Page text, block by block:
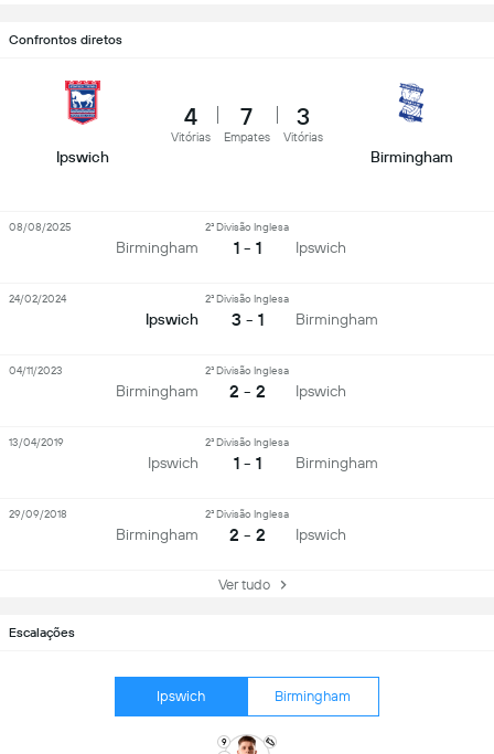
Escalações
Ipswich Birmingham
9
Confrontos diretos
Ipswich
4
Vitórias
7
Empates
3
Vitórias
Birmingham
Birmingham
2ª Divisão Inglesa
1 - 1 Ipswich
08/08/2025
Ipswich
2ª Divisão Inglesa
3 - 1 Birmingham
24/02/2024
Birmingham
2ª Divisão Inglesa
2 - 2 Ipswich
04/11/2023
Ipswich
2ª Divisão Inglesa
1 - 1 Birmingham
13/04/2019
Birmingham
2ª Divisão Inglesa
2 - 2 Ipswich
29/09/2018
Ver tudo